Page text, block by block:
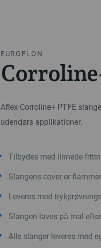
EUROFLON
Aflex Corroline+ PTFE
udendørs applikationer.
Tilbydes med linnede
Slangens cover er
Leveres med
Slangen laves på mål
Alle slanger leveres med